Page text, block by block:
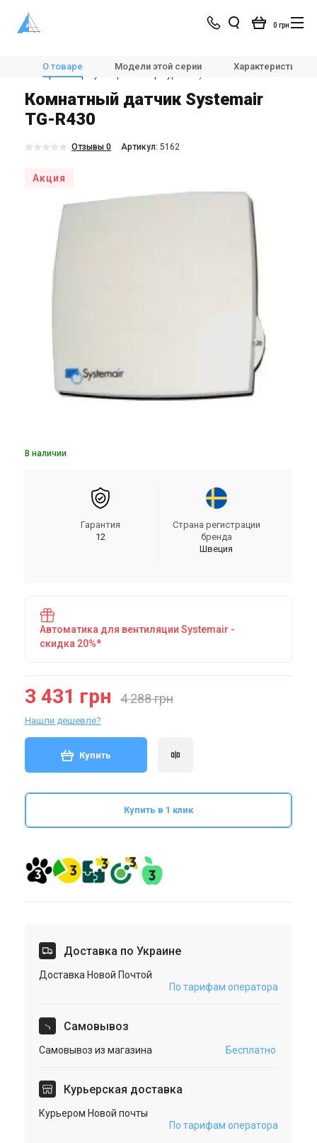
0 грн
Магазин Вентиляция
Автоматика для вентиляции
Электронные регуляторы температуры
Systemair TG-R430
О товаре Модели этой серии Характеристики
Комнатный датчик Systemair
TG-R430
Отзывы 0 Aртикул: 5162
Акция
В наличии
Гарантия
12
Страна регистрации
бренда
Швеция
Автоматика для вентиляции Systemair -
скидка 20%*
3 431 грн 4 288 грн
Нашли дешевле?
Купить
Купить в 1 клик
Доставка по Украине
Доставка Новой Почтой
По тарифам оператора
Cамовывоз
Самовывоз из магазина Бесплатно
Курьерская доставка
Курьером Новой почты
По тарифам оператора